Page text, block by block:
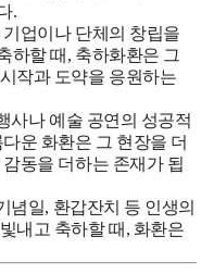
.
기업이나 단체의 창립을
하할 때, 축하화환은 그
작과 도약을 응원하는
사나 예술 공연의 성공적
운 화환은 그 현장을 더
동을 더하는 존재가 됩
념일, 환갑잔치 등 인생의
내고 축하할 때, 화환은